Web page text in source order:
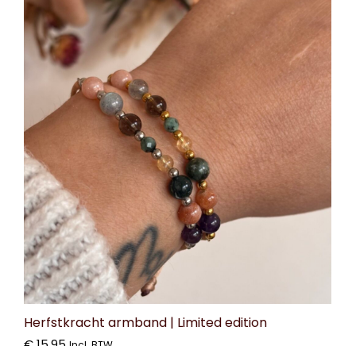
Herfstkracht armband | Limited edition